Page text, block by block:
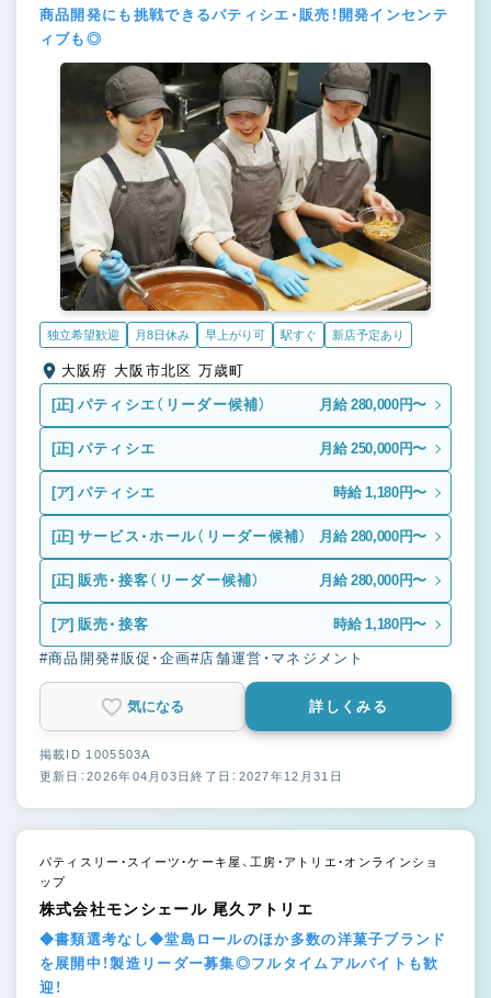
商品開発にも挑戦できるパティシエ・販売！開発インセンテ
ィブも◎
独立希望歓迎 月8日休み 早上がり可 駅すぐ 新店予定あり
大阪府 大阪市北区 万歳町
[正] パティシエ（リーダー候補） 月給 280,000円〜
[正] パティシエ 月給 250,000円〜
[ア] パティシエ 時給 1,180円〜
[正] サービス・ホール（リーダー候補） 月給 280,000円〜
[正] 販売・接客（リーダー候補） 月給 280,000円〜
[ア] 販売・接客 時給 1,180円〜
#商品開発#販促・企画#店舗運営・マネジメント
気になる 詳しくみる
掲載ID 1005503A
更新日：2026年04月03日終了日：2027年12月31日
パティスリー・スイーツ・ケーキ屋、工房・アトリエ・オンラインショ
ップ
株式会社モンシェール 尾久アトリエ
◆書類選考なし◆堂島ロールのほか多数の洋菓子ブランド
を展開中！製造リーダー募集◎フルタイムアルバイトも歓
迎！